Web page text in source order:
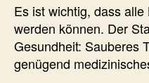
Es ist wichtig, dass
werden können. Der
Gesundheit: Sauberes
genügend